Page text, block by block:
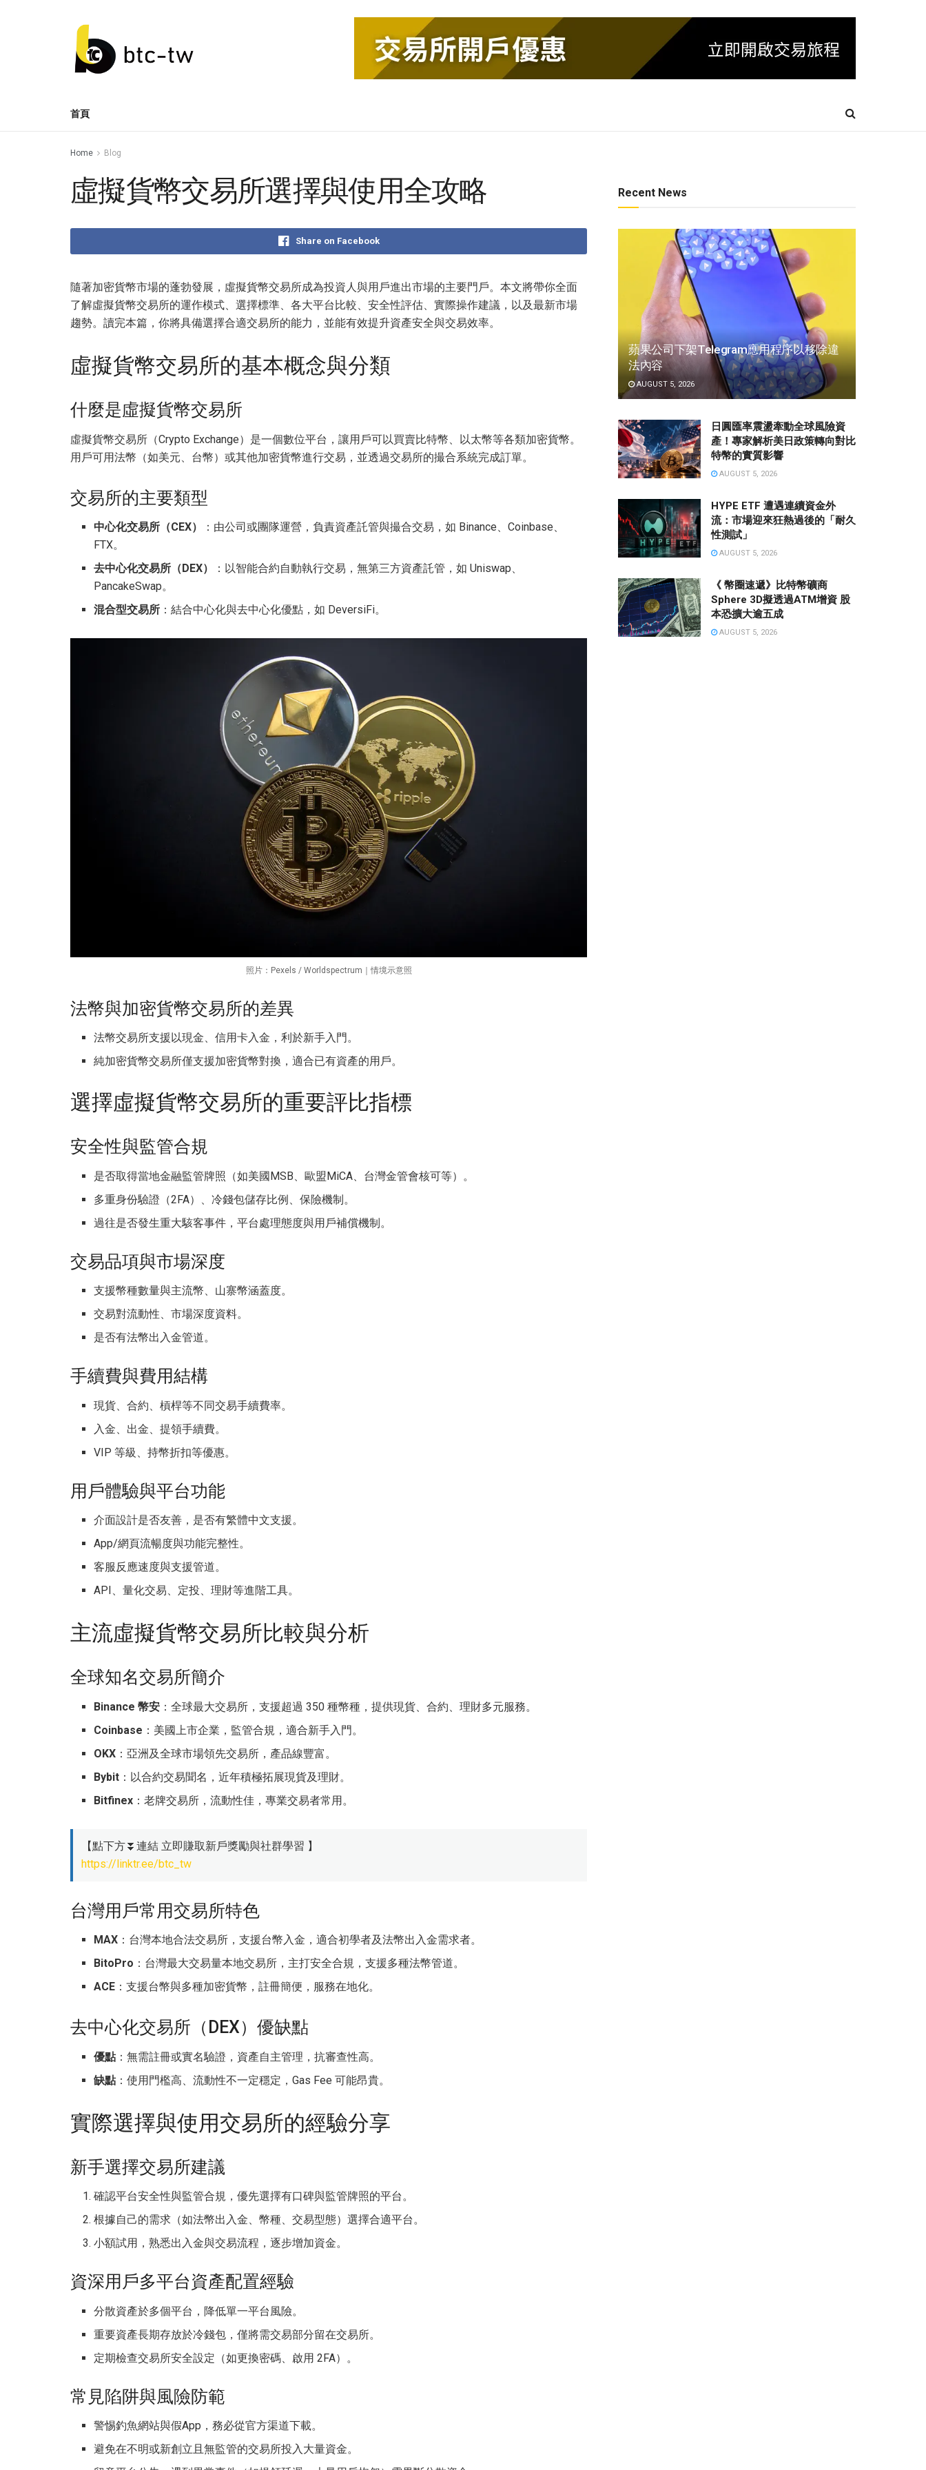
首頁
Home Blog
虛擬貨幣交易所選擇與使用全攻略
Share on Facebook
隨著加密貨幣市場的蓬勃發展，虛擬貨幣交易所成為投資人與用戶進出市場的主要門戶。本文將帶你全面
了解虛擬貨幣交易所的運作模式、選擇標準、各大平台比較、安全性評估、實際操作建議，以及最新市場
趨勢。讀完本篇，你將具備選擇合適交易所的能力，並能有效提升資產安全與交易效率。
虛擬貨幣交易所的基本概念與分類
什麼是虛擬貨幣交易所
虛擬貨幣交易所（Crypto Exchange）是一個數位平台，讓用戶可以買賣比特幣、以太幣等各類加密貨幣。
用戶可用法幣（如美元、台幣）或其他加密貨幣進行交易，並透過交易所的撮合系統完成訂單。
交易所的主要類型
中心化交易所（CEX）
：由公司或團隊運營，負責資產託管與撮合交易，如 Binance、Coinbase、
FTX。
去中心化交易所（DEX）
：以智能合約自動執行交易，無第三方資產託管，如 Uniswap、
PancakeSwap。
混合型交易所 ：結合中心化與去中心化優點，如 DeversiFi。
照片：Pexels / Worldspectrum｜情境示意照
法幣與加密貨幣交易所的差異
法幣交易所支援以現金、信用卡入金，利於新手入門。
純加密貨幣交易所僅支援加密貨幣對換，適合已有資產的用戶。
選擇虛擬貨幣交易所的重要評比指標
安全性與監管合規
是否取得當地金融監管牌照（如美國MSB、歐盟MiCA、台灣金管會核可等）。
多重身份驗證（2FA）、冷錢包儲存比例、保險機制。
過往是否發生重大駭客事件，平台處理態度與用戶補償機制。
交易品項與市場深度
支援幣種數量與主流幣、山寨幣涵蓋度。
交易對流動性、市場深度資料。
是否有法幣出入金管道。
手續費與費用結構
現貨、合約、槓桿等不同交易手續費率。
入金、出金、提領手續費。
VIP 等級、持幣折扣等優惠。
用戶體驗與平台功能
介面設計是否友善，是否有繁體中文支援。
App/網頁流暢度與功能完整性。
客服反應速度與支援管道。
API、量化交易、定投、理財等進階工具。
主流虛擬貨幣交易所比較與分析
全球知名交易所簡介
Binance 幣安 ：全球最大交易所，支援超過 350 種幣種，提供現貨、合約、理財多元服務。
Coinbase ：美國上市企業，監管合規，適合新手入門。
OKX ：亞洲及全球市場領先交易所，產品線豐富。
Bybit ：以合約交易聞名，近年積極拓展現貨及理財。
Bitfinex ：老牌交易所，流動性佳，專業交易者常用。
【點下方⏬連結 立即賺取新戶獎勵與社群學習 】
https://linktr.ee/btc_tw
台灣用戶常用交易所特色
MAX ：台灣本地合法交易所，支援台幣入金，適合初學者及法幣出入金需求者。
BitoPro ：台灣最大交易量本地交易所，主打安全合規，支援多種法幣管道。
ACE ：支援台幣與多種加密貨幣，註冊簡便，服務在地化。
去中心化交易所（DEX）優缺點
優點 ：無需註冊或實名驗證，資產自主管理，抗審查性高。
缺點 ：使用門檻高、流動性不一定穩定，Gas Fee 可能昂貴。
實際選擇與使用交易所的經驗分享
新手選擇交易所建議
確認平台安全性與監管合規，優先選擇有口碑與監管牌照的平台。
根據自己的需求（如法幣出入金、幣種、交易型態）選擇合適平台。
小額試用，熟悉出入金與交易流程，逐步增加資金。
資深用戶多平台資產配置經驗
分散資產於多個平台，降低單一平台風險。
重要資產長期存放於冷錢包，僅將需交易部分留在交易所。
定期檢查交易所安全設定（如更換密碼、啟用 2FA）。
常見陷阱與風險防範
警惕釣魚網站與假App，務必從官方渠道下載。
避免在不明或新創立且無監管的交易所投入大量資金。
Recent News
蘋果公司下架Telegram應用程序以移除違
法內容
AUGUST 5, 2026
日圓匯率震盪牽動全球風險資
產！專家解析美日政策轉向對比
特幣的實質影響
AUGUST 5, 2026
HYPE ETF 遭遇連續資金外
流：市場迎來狂熱過後的「耐久
性測試」
AUGUST 5, 2026
《 幣圈速遞》比特幣礦商
Sphere 3D擬透過ATM增資 股
本恐擴大逾五成
AUGUST 5, 2026